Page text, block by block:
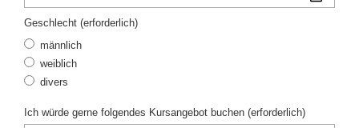
Geschlecht (erforderlich)
männlich
weiblich
divers
Ich würde gerne folgendes Kursangebot buchen (erforderlich)